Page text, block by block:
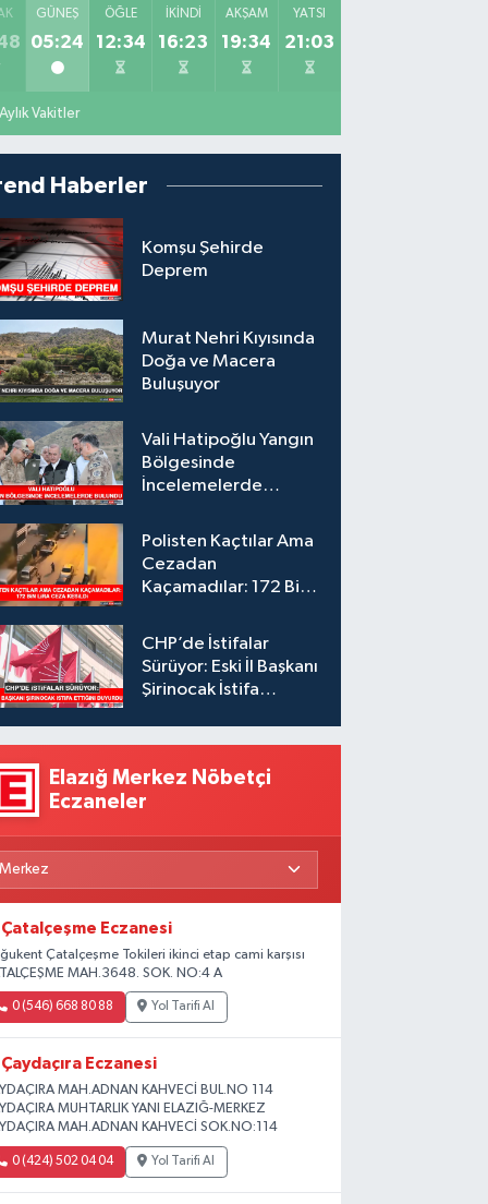
GÜNEŞ
05:24
ÖĞLE
12:34
İKINDI
16:23
AKŞAM
19:34
YATSI
21:03
Aylık Vakitler
Haberler
Komşu Şehirde
Deprem
Murat Nehri Kıyısında
Doğa ve Macera
Buluşuyor
Vali Hatipoğlu Yangın
Bölgesinde
İncelemelerde
Polisten Kaçtılar Ama
Cezadan
Kaçamadılar: 172 Bin
CHP’de İstifalar
Sürüyor: Eski İl Başkanı
Şirinocak İstifa
Elazığ Merkez Nöbetçi
Eczaneler
Çatalçeşme Eczanesi
Çatalçeşme Tokileri ikinci etap cami karşısı
MAH.3648. SOK. NO:4 A
0 (546) 668 80 88 Yol Tarifi Al
Çaydaçıra Eczanesi
MAH.ADNAN KAHVECİ BUL.NO 114
MUHTARLIK YANI ELAZIĞ-MERKEZ
MAH.ADNAN KAHVECİ SOK.NO:114
0 (424) 502 04 04 Yol Tarifi Al